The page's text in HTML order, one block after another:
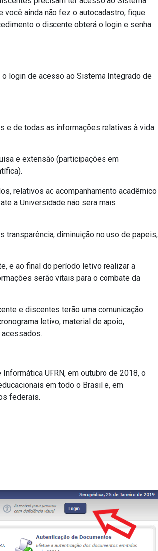
você ainda não fez o autocadastro, fique
o discente obterá o login e senha
login de acesso ao Sistema Integrado de
e de todas as informações relativas à vida
e extensão (participações em
relativos ao acompanhamento acadêmico
à Universidade não será mais
transparência, diminuição no uso de papeis,
e ao final do período letivo realizar a
serão vitais para o combate da
e discentes terão uma comunicação
letivo, material de apoio,
UFRN, em outubro de 2018, o
em todo o Brasil e, em
federais.